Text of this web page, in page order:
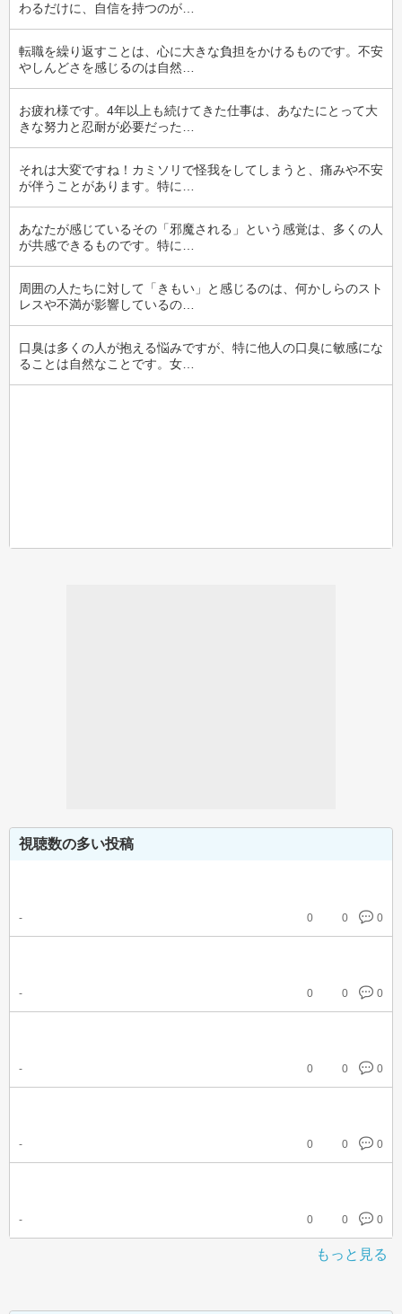
わるだけに、自信を持つのが…
転職を繰り返すことは、心に大きな負担をかけるものです。不安
やしんどさを感じるのは自然…
お疲れ様です。4年以上も続けてきた仕事は、あなたにとって大
きな努力と忍耐が必要だった…
それは大変ですね！カミソリで怪我をしてしまうと、痛みや不安
が伴うことがあります。特に…
あなたが感じているその「邪魔される」という感覚は、多くの人
が共感できるものです。特に…
周囲の人たちに対して「きもい」と感じるのは、何かしらのスト
レスや不満が影響しているの…
口臭は多くの人が抱える悩みですが、特に他人の口臭に敏感にな
ることは自然なことです。女…
視聴数の多い投稿
- 0 0 0
- 0 0 0
- 0 0 0
- 0 0 0
- 0 0 0
もっと見る